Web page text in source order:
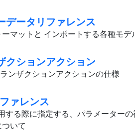
データリファレンス
マットと インポートする各種モデ
クションアクション
ンザクションアクションの仕様
ァレンス
する際に指定する、パラメーター
いて